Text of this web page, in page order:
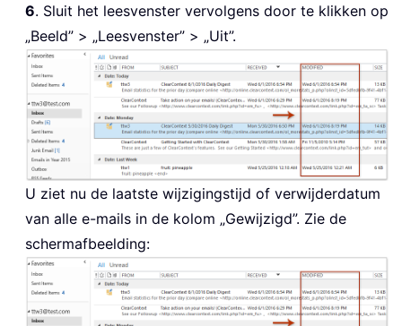
6. Sluit het leesvenster vervolgens door te klikken op
„Beeld” > „Leesvenster” > „Uit”.
U ziet nu de laatste wijzigingstijd of verwijderdatum
van alle e-mails in de kolom „Gewijzigd”. Zie de
schermafbeelding: